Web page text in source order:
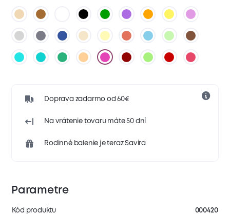
Doprava zadarmo od 60€
Na vrátenie tovaru máte 50 dní
Rodinné balenie je teraz Savira
Parametre
Kód produktu
000420